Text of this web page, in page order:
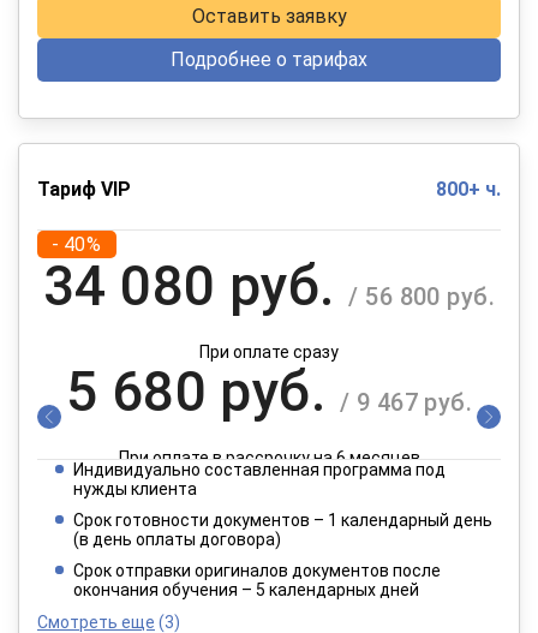
Оставить заявку
Подробнее о тарифах
Тариф VIP 800+ ч.
- 40%
34 080 руб. / 56 800 руб.
При оплате сразу
5 680 руб. / 9 467 руб.
При оплате в рассрочку на 6 месяцев
2 840 руб. / 4 734 руб.
При оплате в рассрочку на 12 месяцев
Индивидуально составленная программа под
нужды клиента
Срок готовности документов – 1 календарный день
(в день оплаты договора)
Срок отправки оригиналов документов после
окончания обучения – 5 календарных дней
Смотреть еще (3)